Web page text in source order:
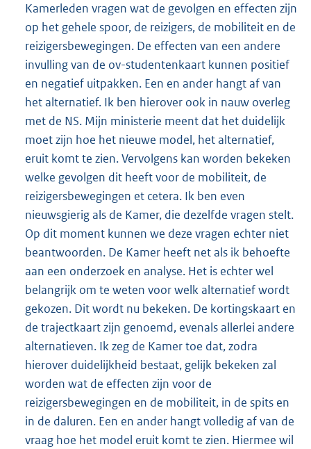
Kamerleden vragen wat de gevolgen en effecten zijn
op het gehele spoor, de reizigers, de mobiliteit en de
reizigersbewegingen. De effecten van een andere
invulling van de ov-studentenkaart kunnen positief
en negatief uitpakken. Een en ander hangt af van
het alternatief. Ik ben hierover ook in nauw overleg
met de NS. Mijn ministerie meent dat het duidelijk
moet zijn hoe het nieuwe model, het alternatief,
eruit komt te zien. Vervolgens kan worden bekeken
welke gevolgen dit heeft voor de mobiliteit, de
reizigersbewegingen et cetera. Ik ben even
nieuwsgierig als de Kamer, die dezelfde vragen stelt.
Op dit moment kunnen we deze vragen echter niet
beantwoorden. De Kamer heeft net als ik behoefte
aan een onderzoek en analyse. Het is echter wel
belangrijk om te weten voor welk alternatief wordt
gekozen. Dit wordt nu bekeken. De kortingskaart en
de trajectkaart zijn genoemd, evenals allerlei andere
alternatieven. Ik zeg de Kamer toe dat, zodra
hierover duidelijkheid bestaat, gelijk bekeken zal
worden wat de effecten zijn voor de
reizigersbewegingen en de mobiliteit, in de spits en
in de daluren. Een en ander hangt volledig af van de
vraag hoe het model eruit komt te zien. Hiermee wil